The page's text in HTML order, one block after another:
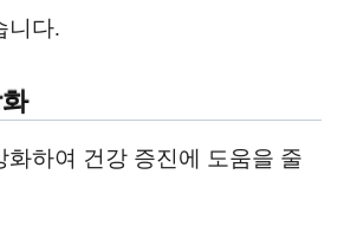
니다.
화하여 건강 증진에 도움을 줄